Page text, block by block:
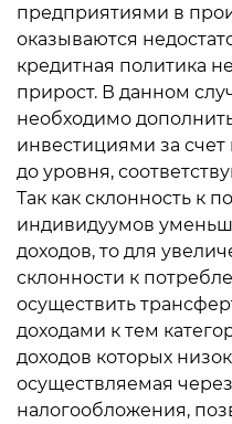
предприятиями в
оказываются
кредитная политика
прирост. В данном
необходимо
инвестициями за счет
до уровня,
Так как склонность к
индивидуумов
доходов, то для
склонности к
осуществить
доходами к тем
доходов которых
осуществляемая
налогообложения,